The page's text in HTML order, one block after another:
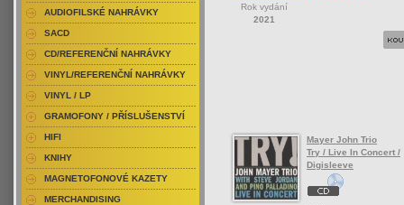
Rok vydání
2021
Mayer John Trio
Try / Live In Concert /
Digisleeve
AUDIOFILSKÉ NAHRÁVKY
SACD
CD/REFERENČNÍ NAHRÁVKY
VINYL/REFERENČNÍ NAHRÁVKY
VINYL / LP
GRAMOFONY / PŘÍSLUŠENSTVÍ
HIFI
KNIHY
MAGNETOFONOVÉ KAZETY
MERCHANDISING